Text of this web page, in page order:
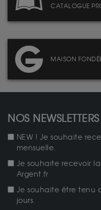
CATALOGUE
MAISON
NOS NEWSLETTERS
NEW ! Je souhaite
mensuelle.
Je souhaite recevoir
Argent.fr
Je souhaite être tenu
jours.